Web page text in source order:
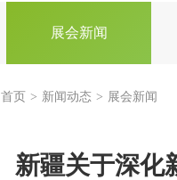
展会新闻
首页 新闻动态 展会新闻
新疆关于深化